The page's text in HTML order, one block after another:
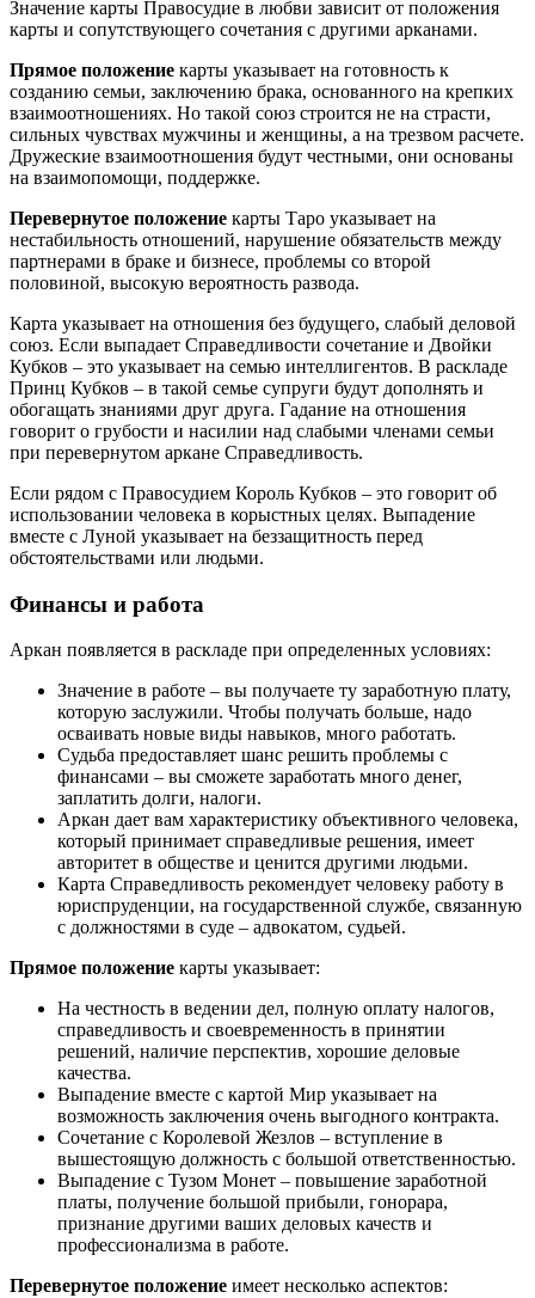
Значение карты Правосудие в любви зависит от положения
карты и сопутствующего сочетания с другими арканами.
Прямое положение карты указывает на готовность к
созданию семьи, заключению брака, основанного на крепких
взаимоотношениях. Но такой союз строится не на страсти,
сильных чувствах мужчины и женщины, а на трезвом расчете.
Дружеские взаимоотношения будут честными, они основаны
на взаимопомощи, поддержке.
Перевернутое положение карты Таро указывает на
нестабильность отношений, нарушение обязательств между
партнерами в браке и бизнесе, проблемы со второй
половиной, высокую вероятность развода.
Карта указывает на отношения без будущего, слабый деловой
союз. Если выпадает Справедливости сочетание и Двойки
Кубков – это указывает на семью интеллигентов. В раскладе
Принц Кубков – в такой семье супруги будут дополнять и
обогащать знаниями друг друга. Гадание на отношения
говорит о грубости и насилии над слабыми членами семьи
при перевернутом аркане Справедливость.
Если рядом с Правосудием Король Кубков – это говорит об
использовании человека в корыстных целях. Выпадение
вместе с Луной указывает на беззащитность перед
обстоятельствами или людьми.
Финансы и работа
Аркан появляется в раскладе при определенных условиях:
Значение в работе – вы получаете ту заработную плату,
которую заслужили. Чтобы получать больше, надо
осваивать новые виды навыков, много работать.
Судьба предоставляет шанс решить проблемы с
финансами – вы сможете заработать много денег,
заплатить долги, налоги.
Аркан дает вам характеристику объективного человека,
который принимает справедливые решения, имеет
авторитет в обществе и ценится другими людьми.
Карта Справедливость рекомендует человеку работу в
юриспруденции, на государственной службе, связанную
с должностями в суде – адвокатом, судьей.
Прямое положение карты указывает:
На честность в ведении дел, полную оплату налогов,
справедливость и своевременность в принятии
решений, наличие перспектив, хорошие деловые
качества.
Выпадение вместе с картой Мир указывает на
возможность заключения очень выгодного контракта.
Сочетание с Королевой Жезлов – вступление в
вышестоящую должность с большой ответственностью.
Выпадение с Тузом Монет – повышение заработной
платы, получение большой прибыли, гонорара,
признание другими ваших деловых качеств и
профессионализма в работе.
Перевернутое положение имеет несколько аспектов: